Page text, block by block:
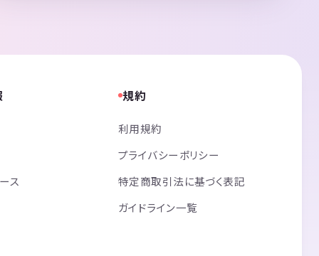
ス
規約
利用規約
プライバシーポリシー
特定商取引法に基づく表記
ガイドライン一覧